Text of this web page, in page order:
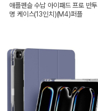
애플펜슬 수납 아이패드 프로 반투
명 케이스(13인치)(M4)퍼플